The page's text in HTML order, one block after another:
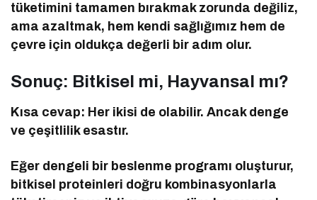
tüketimini tamamen bırakmak zorunda değiliz,
ama azaltmak, hem kendi sağlığımız hem de
çevre için oldukça değerli bir adım olur.
Sonuç: Bitkisel mi, Hayvansal mı?
Kısa cevap: Her ikisi de olabilir. Ancak denge
ve çeşitlilik esastır.
Eğer dengeli bir beslenme programı oluşturur,
bitkisel proteinleri doğru kombinasyonlarla